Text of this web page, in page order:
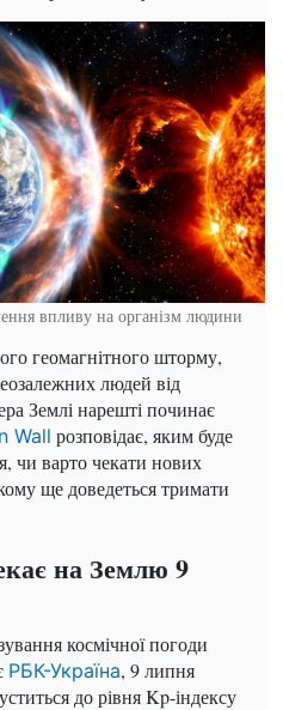
впливу на організм людини
геомагнітного шторму,
людей від
Землі нарешті починає
Wall розповідає, яким буде
чи варто чекати нових
ще доведеться тримати
на Землю 9
космічної погоди
РБК-Україна, 9 липня
до рівня Kp-індексу